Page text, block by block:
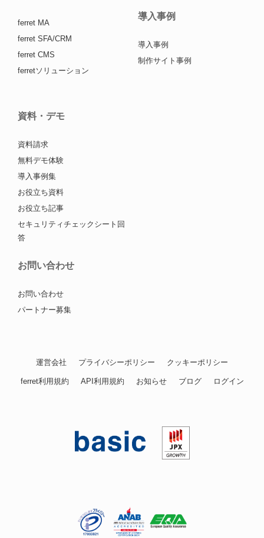
ferret MA
ferret SFA/CRM
ferret CMS
ferretソリューション
導入事例
導入事例
制作サイト事例
資料・デモ
資料請求
無料デモ体験
導入事例集
お役立ち資料
お役立ち記事
セキュリティチェックシート回
答
お問い合わせ
お問い合わせ
パートナー募集
運営会社 プライバシーポリシー クッキーポリシー
ferret利用規約 API利用規約 お知らせ ブログ ログイン